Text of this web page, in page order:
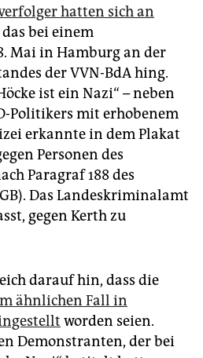
hatten sich an
das bei einem
Mai in Hamburg an der
der VVN-BdA hing.
ist ein Nazi“ – neben
Politikers mit erhobenem
erkannte in dem Plakat
Personen des
Paragraf 188 des
Das Landeskriminalamt
gegen Kerth zu
darauf hin, dass die
ähnlichen Fall in
worden seien.
Demonstranten, der bei